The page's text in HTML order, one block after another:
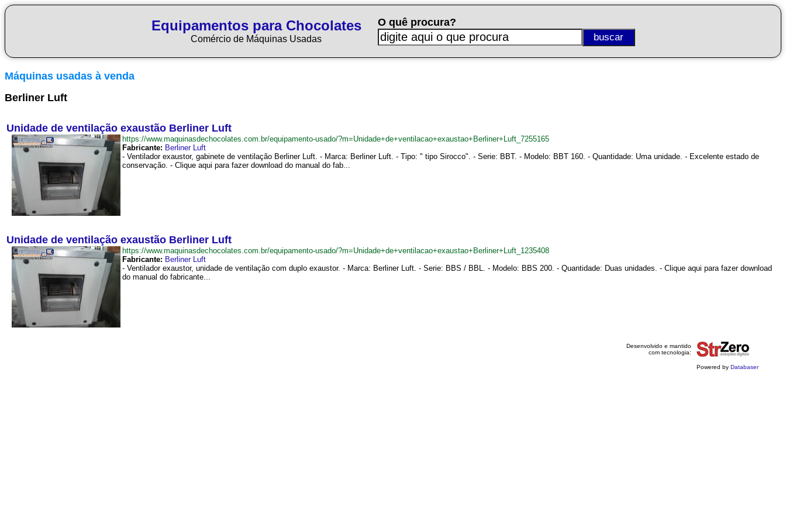
Equipamentos para Chocolates
Comércio de Máquinas Usadas
O quê procura?
Máquinas usadas à venda
Berliner Luft
Unidade de ventilação exaustão Berliner Luft
https://www.maquinasdechocolates.com.br/equipamento-usado/?m=Unidade+de+ventilacao+exaustao+Berliner+Luft_7255165
Fabricante: Berliner Luft
- Ventilador exaustor, gabinete de ventilação Berliner Luft. - Marca: Berliner Luft. - Tipo: " tipo Sirocco". - Serie: BBT. - Modelo: BBT 160. - Quantidade: Uma unidade. - Excelente estado de
conservação. - Clique aqui para fazer download do manual do fab...
Unidade de ventilação exaustão Berliner Luft
https://www.maquinasdechocolates.com.br/equipamento-usado/?m=Unidade+de+ventilacao+exaustao+Berliner+Luft_1235408
Fabricante: Berliner Luft
- Ventilador exaustor, unidade de ventilação com duplo exaustor. - Marca: Berliner Luft. - Serie: BBS / BBL. - Modelo: BBS 200. - Quantidade: Duas unidades. - Clique aqui para fazer download
do manual do fabricante...
Desenvolvido e mantido
com tecnologia:
Powered by Databaser